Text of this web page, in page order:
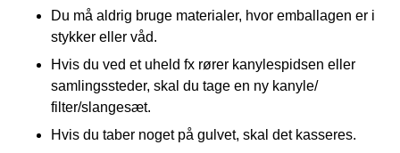
Du må aldrig bruge materialer, hvor emballagen er i
stykker eller våd.
Hvis du ved et uheld fx rører kanylespidsen eller
samlingssteder, skal du tage en ny kanyle/
filter/slangesæt.
Hvis du taber noget på gulvet, skal det kasseres.